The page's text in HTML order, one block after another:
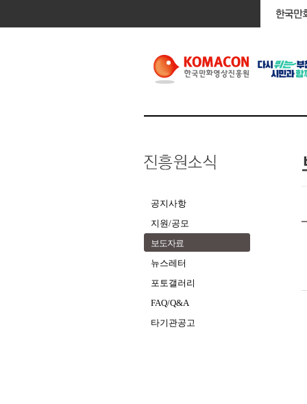
공지사항
지원/공모
보도자료
뉴스레터
포토갤러리
FAQ/Q&A
타기관공고